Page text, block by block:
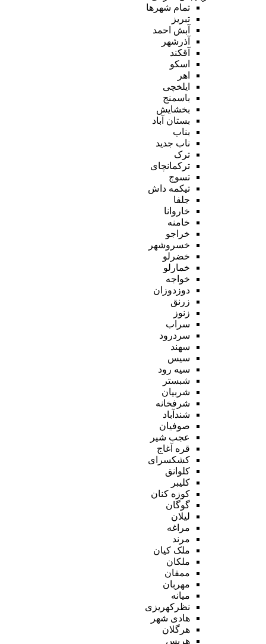
تمام شهر‌ها
تبریز
آبش احمد
آذرشهر
آقکند
اسکو
اهر
ایلخچی
باسمنج
بخشایش
بستان آباد
بناب
ناب جدید
ترک
ترکمانچای
تسوج
تیکمه داش
جلفا
خاروانا
خامنه
خراجو
خسروشهر
خضرلو
خمارلو
خواجه
دوزدوزان
زرنق
زنوز
سراب
سردرود
سهند
سیس
سیه رود
شبستر
شربیان
شرفخانه
شندآباد
صوفیان
عجب شیر
قره آغاج
کشکسرای
کلوانق
کلیبر
کوزه کنان
گوگان
لیلان
مراغه
مرند
ملک کیان
ملکان
ممقان
مهربان
میانه
نظرکهریزی
هادی شهر
هرگلان
هریس